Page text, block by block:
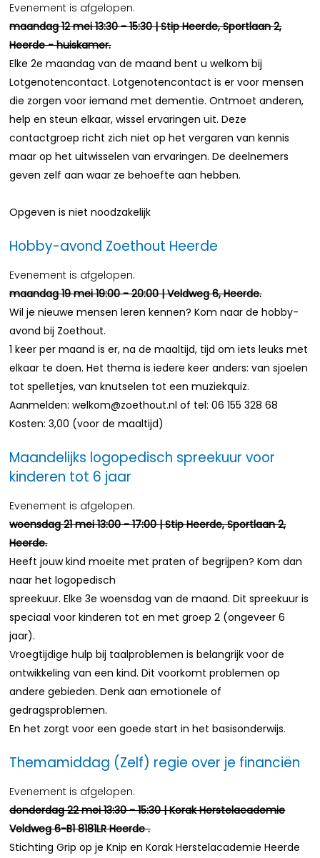
Evenement is afgelopen.
maandag 12 mei 13:30 - 15:30 | Stip Heerde, Sportlaan 2,
Heerde - huiskamer.
Elke 2e maandag van de maand bent u welkom bij
Lotgenotencontact. Lotgenotencontact is er voor mensen
die zorgen voor iemand met dementie. Ontmoet anderen,
help en steun elkaar, wissel ervaringen uit. Deze
contactgroep richt zich niet op het vergaren van kennis
maar op het uitwisselen van ervaringen. De deelnemers
geven zelf aan waar ze behoefte aan hebben.
Opgeven is niet noodzakelijk
Hobby-avond Zoethout Heerde
Evenement is afgelopen.
maandag 19 mei 19:00 - 20:00 | Veldweg 6, Heerde.
Wil je nieuwe mensen leren kennen? Kom naar de hobby-
avond bij Zoethout.
1 keer per maand is er, na de maaltijd, tijd om iets leuks met
elkaar te doen. Het thema is iedere keer anders: van sjoelen
tot spelletjes, van knutselen tot een muziekquiz.
Aanmelden: welkom@zoethout.nl of tel: 06 155 328 68
Kosten: 3,00 (voor de maaltijd)
Maandelijks logopedisch spreekuur voor
kinderen tot 6 jaar
Evenement is afgelopen.
woensdag 21 mei 13:00 - 17:00 | Stip Heerde, Sportlaan 2,
Heerde.
Heeft jouw kind moeite met praten of begrijpen? Kom dan
naar het logopedisch
spreekuur. Elke 3e woensdag van de maand. Dit spreekuur is
speciaal voor kinderen tot en met groep 2 (ongeveer 6
jaar).
Vroegtijdige hulp bij taalproblemen is belangrijk voor de
ontwikkeling van een kind. Dit voorkomt problemen op
andere gebieden. Denk aan emotionele of
gedragsproblemen.
En het zorgt voor een goede start in het basisonderwijs.
Themamiddag (Zelf) regie over je financiën
Evenement is afgelopen.
donderdag 22 mei 13:30 - 15:30 | Korak Herstelacademie
Veldweg 6-B1 8181LR Heerde .
Stichting Grip op je Knip en Korak Herstelacademie Heerde